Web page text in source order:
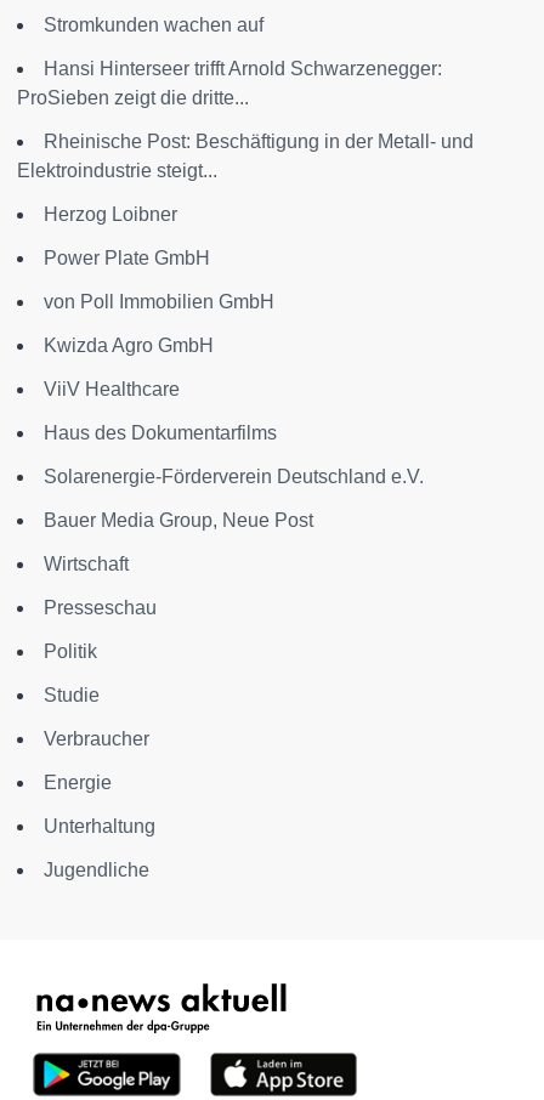
Stromkunden wachen auf
Hansi Hinterseer trifft Arnold Schwarzenegger:
ProSieben zeigt die dritte...
Rheinische Post: Beschäftigung in der Metall- und
Elektroindustrie steigt...
Herzog Loibner
Power Plate GmbH
von Poll Immobilien GmbH
Kwizda Agro GmbH
ViiV Healthcare
Haus des Dokumentarfilms
Solarenergie-Förderverein Deutschland e.V.
Bauer Media Group, Neue Post
Wirtschaft
Presseschau
Politik
Studie
Verbraucher
Energie
Unterhaltung
Jugendliche